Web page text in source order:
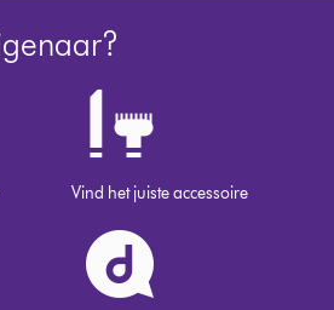
Vind het juiste accessoire